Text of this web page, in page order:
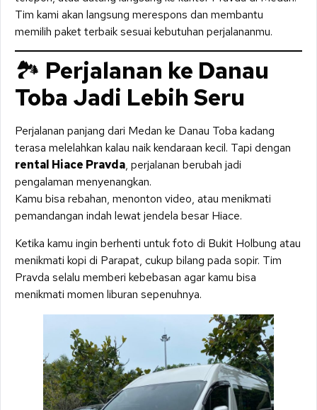
Tim kami akan langsung merespons dan membantu
memilih paket terbaik sesuai kebutuhan perjalananmu.
🏞️ Perjalanan ke Danau
Toba Jadi Lebih Seru
Perjalanan panjang dari Medan ke Danau Toba kadang
terasa melelahkan kalau naik kendaraan kecil. Tapi dengan
rental Hiace Pravda, perjalanan berubah jadi
pengalaman menyenangkan.
Kamu bisa rebahan, menonton video, atau menikmati
pemandangan indah lewat jendela besar Hiace.
Ketika kamu ingin berhenti untuk foto di Bukit Holbung atau
menikmati kopi di Parapat, cukup bilang pada sopir. Tim
Pravda selalu memberi kebebasan agar kamu bisa
menikmati momen liburan sepenuhnya.